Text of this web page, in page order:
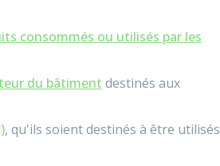
consommés ou utilisés par les
du bâtiment destinés aux
, qu'ils soient destinés à être utilisés